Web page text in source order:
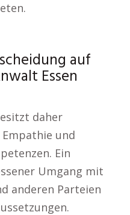
auf
Essen
daher
und
Ein
Umgang mit
anderen Parteien